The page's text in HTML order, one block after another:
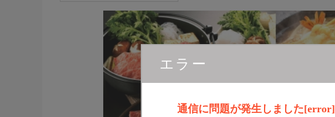
エラー
通信に問題が発生しました[error]